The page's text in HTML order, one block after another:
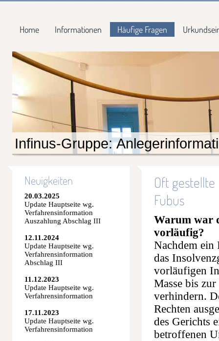
Home Informationen Häufige Fragen
Infinus-Gruppe:
Neuigkeiten
20.03.2025
Update Hauptseite wg.
Verfahrensinformation
Auszahlung Abschlag III
12.11.2024
Update Hauptseite wg.
Verfahrensinformation
Abschlag III
11.12.2023
Update Hauptseite wg.
Verfahrensinformation
17.11.2023
Update Hauptseite wg.
Verfahrensinformation
Oft
Fubus
Warum war
vorläufig?
Nachdem ein
das
vorläufigen
Masse bis
verhindern.
Rechten
des Gerichts
betroffenen